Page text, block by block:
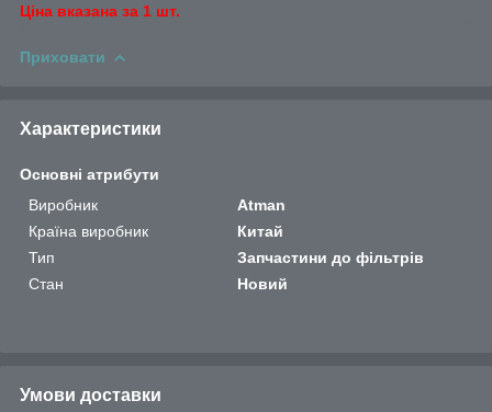
Ціна вказана за 1 шт.
Приховати
Характеристики
Основні атрибути
Виробник
Atman
Країна виробник
Китай
Тип
Запчастини до фільтрів
Стан
Новий
Умови доставки